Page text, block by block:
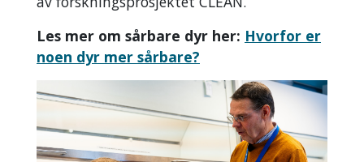
Les mer om sårbare dyr her: Hvorfor er
noen dyr mer sårbare?